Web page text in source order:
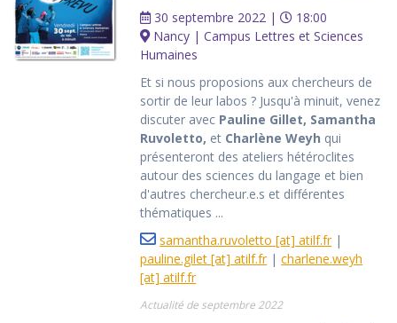
30 septembre 2022 |
18:00
Nancy | Campus Lettres et Sciences
Humaines
Et si nous proposions aux chercheurs de
sortir de leur labos ? Jusqu'à minuit, venez
discuter avec Pauline Gillet, Samantha
Ruvoletto, et Charlène Weyh qui
présenteront des ateliers hétéroclites
autour des sciences du langage et bien
d'autres chercheur.e.s et différentes
thématiques ...
samantha.ruvoletto [at] atilf.fr|
pauline.gilet [at] atilf.fr|charlene.weyh
[at] atilf.fr
Actualité de septembre 2022